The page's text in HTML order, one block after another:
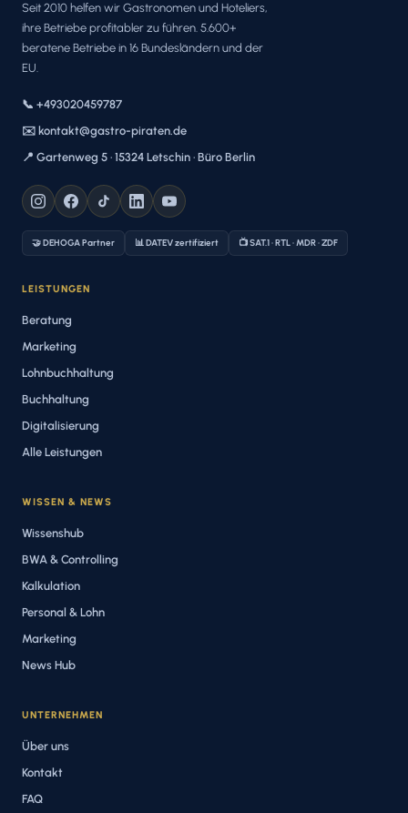
Seit 2010 helfen wir Gastronomen und Hoteliers,
ihre Betriebe profitabler zu führen. 5.600+
beratene Betriebe in 16 Bundesländern und der
EU.
📞 +493020459787
✉️ kontakt@gastro-piraten.de
📍 Gartenweg 5 · 15324 Letschin · Büro Berlin
🤝 DEHOGA Partner 📊 DATEV zertifiziert 📺 SAT.1 · RTL · MDR · ZDF
LEISTUNGEN
Beratung
Marketing
Lohnbuchhaltung
Buchhaltung
Digitalisierung
Alle Leistungen
WISSEN & NEWS
Wissenshub
BWA & Controlling
Kalkulation
Personal & Lohn
Marketing
News Hub
UNTERNEHMEN
Über uns
Kontakt
FAQ